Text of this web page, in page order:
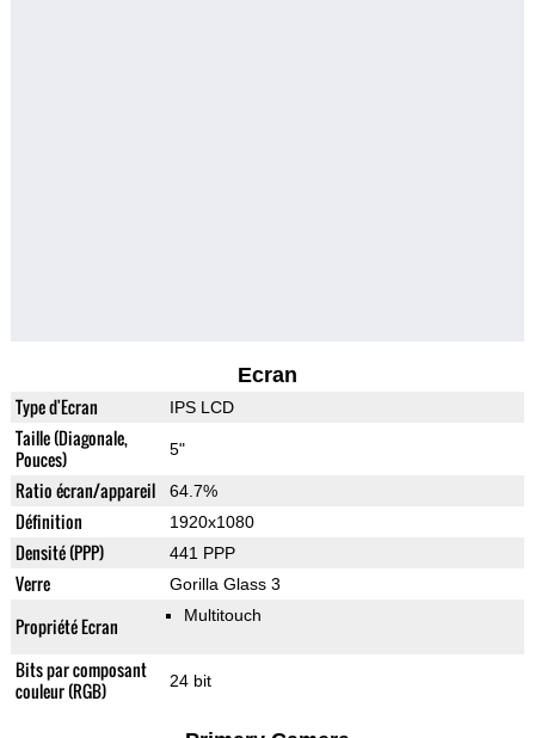
Ecran
Type d'Ecran IPS LCD
Taille (Diagonale,
Pouces)
5"
Ratio écran/appareil 64.7%
Définition 1920x1080
Densité (PPP) 441 PPP
Verre Gorilla Glass 3
Propriété Ecran Multitouch
Bits par composant
couleur (RGB)
24 bit